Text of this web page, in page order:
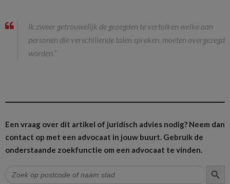
Ik zweer getrouwelijk de gezegden te vertolken welke aan
personen die verschillende talen spreken, moeten overgezegd
worden.”
Een vraag over dit artikel of juridisch advies nodig? Neem dan
contact op met een advocaat in jouw buurt. Gebruik de
onderstaande zoekfunctie om een advocaat te vinden.
Zoek
naar: